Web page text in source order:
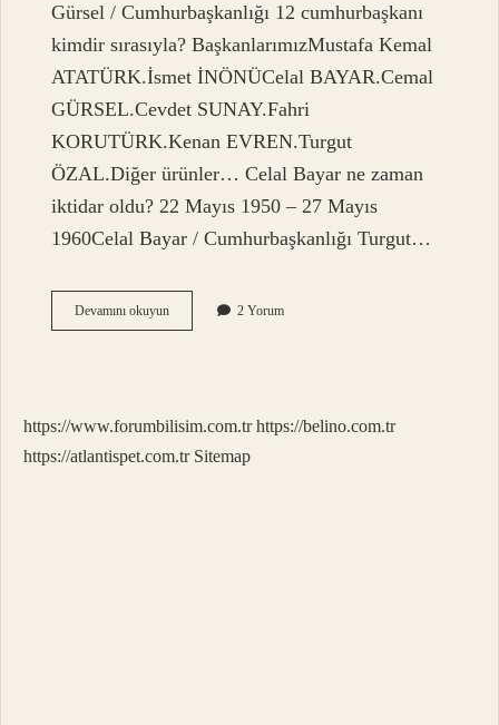
Gürsel / Cumhurbaşkanlığı 12 cumhurbaşkanı
kimdir sırasıyla? BaşkanlarımızMustafa Kemal
ATATÜRK.İsmet İNÖNÜCelal BAYAR.Cemal
GÜRSEL.Cevdet SUNAY.Fahri
KORUTÜRK.Kenan EVREN.Turgut
ÖZAL.Diğer ürünler… Celal Bayar ne zaman
iktidar oldu? 22 Mayıs 1950 – 27 Mayıs
1960Celal Bayar / Cumhurbaşkanlığı Turgut…
Devamını okuyunCelal
Bayar
2 Yorum
https://www.forumbilisim.com.tr https://belino.com.tr
https://atlantispet.com.tr Sitemap